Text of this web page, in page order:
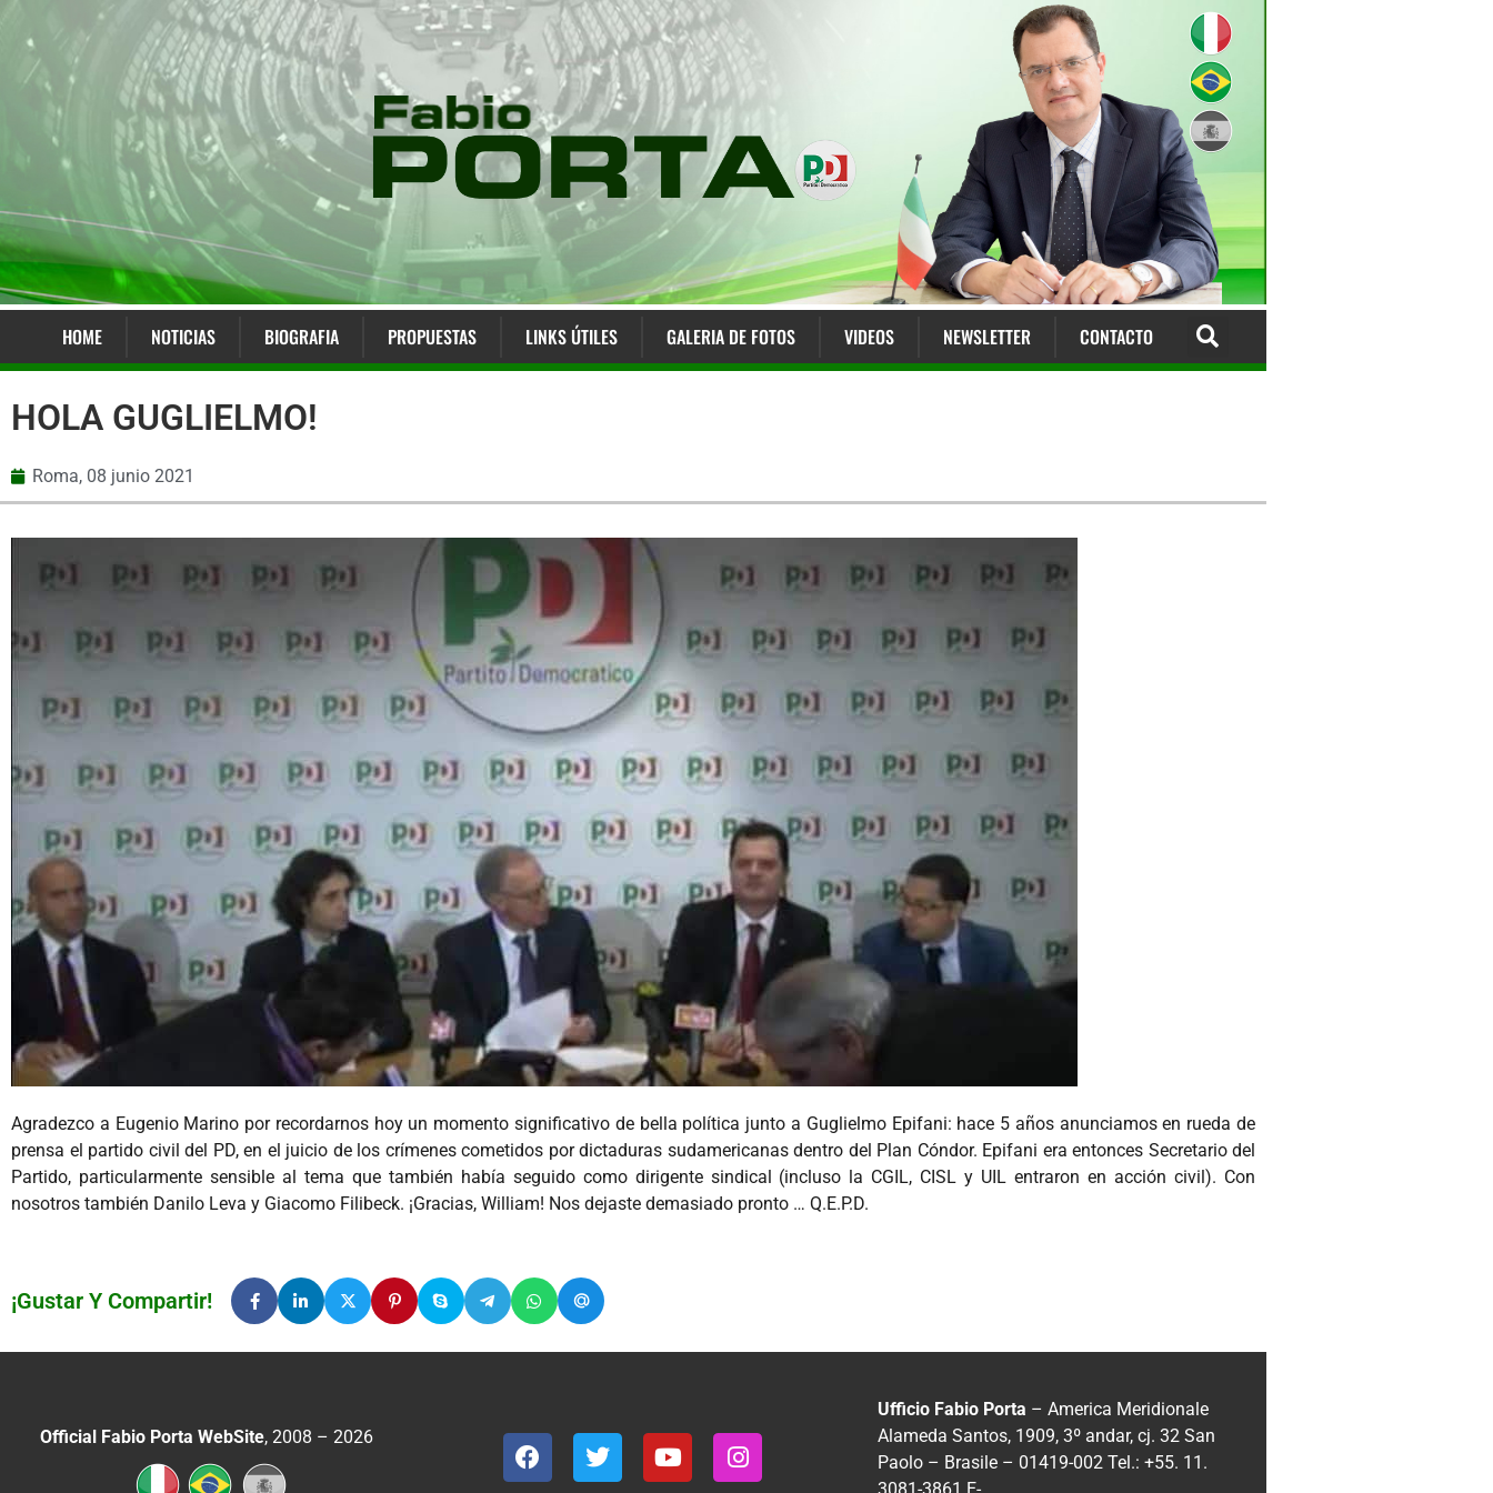
HOME NOTICIAS BIOGRAFIA PROPUESTAS LINKS ÚTILES GALERIA DE FOTOS VIDEOS NEWSLETTER CONTACTO
HOLA GUGLIELMO!
Roma, 08 junio 2021
Agradezco a Eugenio Marino por recordarnos hoy un momento significativo de bella política junto a Guglielmo Epifani: hace 5 años anunciamos en rueda de
prensa el partido civil del PD, en el juicio de los crímenes cometidos por dictaduras sudamericanas dentro del Plan Cóndor. Epifani era entonces Secretario del
Partido, particularmente sensible al tema que también había seguido como dirigente sindical (incluso la CGIL, CISL y UIL entraron en acción civil). Con
nosotros también Danilo Leva y Giacomo Filibeck. ¡Gracias, William! Nos dejaste demasiado pronto … Q.E.P.D.
¡Gustar Y Compartir!
Official Fabio Porta WebSite, 2008 – 2026
Ufficio Fabio Porta – America Meridionale
Alameda Santos, 1909, 3º andar, cj. 32 San
Paolo – Brasile – 01419-002 Tel.: +55. 11.